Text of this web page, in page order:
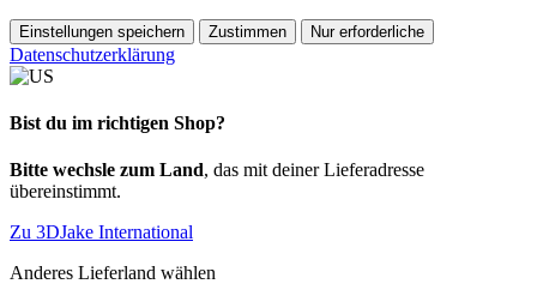
Einstellungen speichern Zustimmen Nur erforderliche
Datenschutzerklärung
Bist du im richtigen Shop?
Bitte wechsle zum Land, das mit deiner Lieferadresse
übereinstimmt.
Zu 3DJake International
Anderes Lieferland wählen